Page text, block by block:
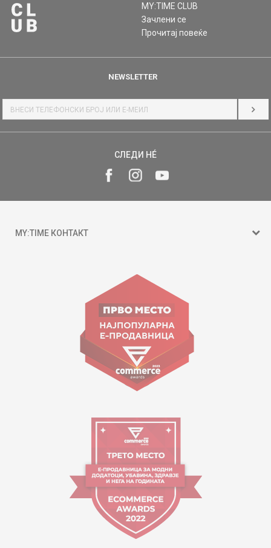
MY:TIME CLUB
Зачлени се
Прочитај повеќе
NEWSLETTER
СЛЕДИ НÉ
MY:TIME КОНТАКТ
ул. Гоце Николовски бр.74 Скопје
contact@mytime.mk
Работно време:
09:00 до 17:00